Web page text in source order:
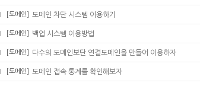
[도메인] 도메인 차단 시스템 이용하기
[도메인] 백업 시스템 이용방법
[도메인] 다수의 도메인보단 연결도메인을 만들어 이용하자
[도메인] 도메인 접속 통계를 확인해보자